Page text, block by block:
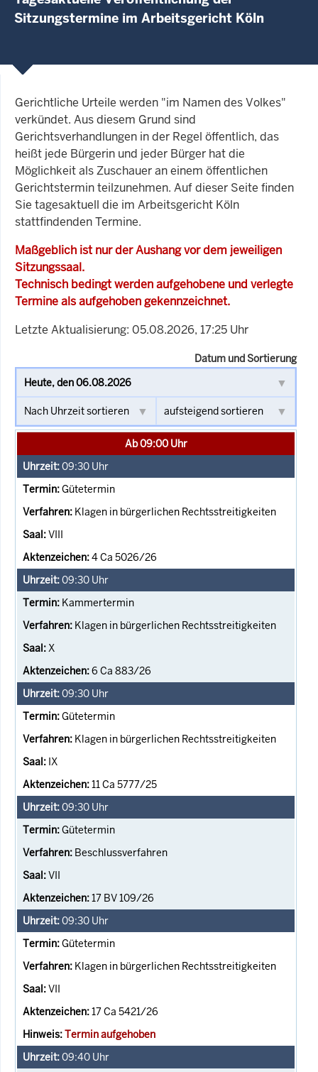
Sitzungstermine im Arbeitsgericht Köln
Gerichtliche Urteile werden "im Namen des Volkes"
verkündet. Aus diesem Grund sind
Gerichtsverhandlungen in der Regel öffentlich, das
heißt jede Bürgerin und jeder Bürger hat die
Möglichkeit als Zuschauer an einem öffentlichen
Gerichtstermin teilzunehmen. Auf dieser Seite finden
Sie tagesaktuell die im Arbeitsgericht Köln
stattfindenden Termine.
Maßgeblich ist nur der Aushang vor dem jeweiligen
Sitzungssaal.
Technisch bedingt werden aufgehobene und verlegte
Termine als aufgehoben gekennzeichnet.
Letzte Aktualisierung: 05.08.2026, 17:25 Uhr
Datum und Sortierung
Ab 09:00 Uhr
09:30 Uhr
Gütetermin
Klagen in bürgerlichen Rechtsstreitigkeiten
VIII
4 Ca 5026/26
09:30 Uhr
Kammertermin
Klagen in bürgerlichen Rechtsstreitigkeiten
X
6 Ca 883/26
09:30 Uhr
Gütetermin
Klagen in bürgerlichen Rechtsstreitigkeiten
IX
11 Ca 5777/25
09:30 Uhr
Gütetermin
Beschlussverfahren
VII
17 BV 109/26
09:30 Uhr
Gütetermin
Klagen in bürgerlichen Rechtsstreitigkeiten
VII
17 Ca 5421/26
Termin aufgehoben
09:40 Uhr